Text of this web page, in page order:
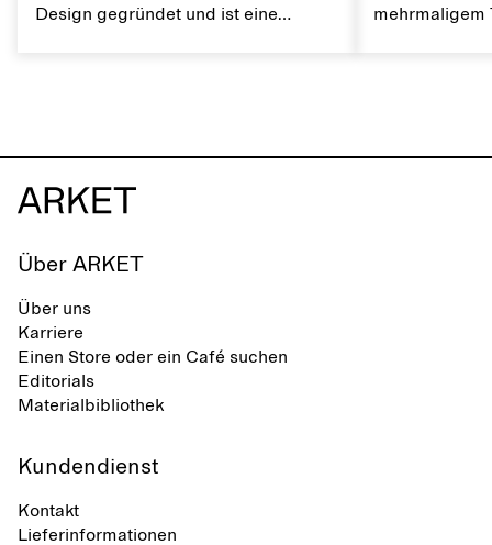
Design gegründet und ist eine
Flops und zeichnet sich durch klare,
minimalistische Linien, Komfort und
Vielseitigkeit in verschiedenen
mehrmaligem
Über ARKET
Über uns
Karriere
Einen Store oder ein Café suchen
Editorials
Materialbibliothek
Kundendienst
Kontakt
Lieferinformationen